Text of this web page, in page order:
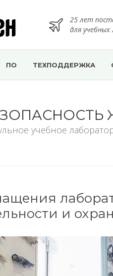
25 лет
для
ПО ТЕХПОДДЕРЖКА
учебное
и